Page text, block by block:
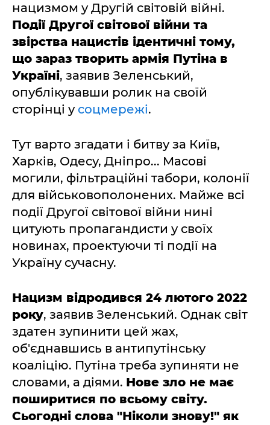
нацизмом у Другій світовій війні.
Події Другої світової війни та
звірства нацистів ідентичні тому,
що зараз творить армія Путіна в
Україні, заявив Зеленський,
опублікувавши ролик на своїй
сторінці у соцмережі.
Тут варто згадати і битву за Київ,
Харків, Одесу, Дніпро... Масові
могили, фільтраційні табори, колонії
для військовополонених. Майже всі
події Другої світової війни нині
цитують пропагандисти у своїх
новинах, проектуючи ті події на
Україну сучасну.
Нацизм відродився 24 лютого 2022
року, заявив Зеленський. Однак світ
здатен зупинити цей жах,
об'єднавшись в антипутінську
коаліцію. Путіна треба зупиняти не
словами, а діями. Нове зло не має
поширитися по всьому світу.
Сьогодні слова "Ніколи знову!" як